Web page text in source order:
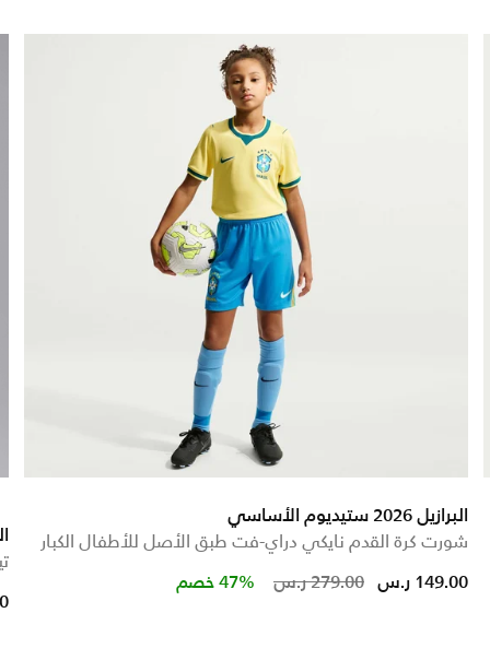
البرازيل 2026 ستيديوم الأساسي
شورت كرة القدم نايكي دراي-فت طبق الأصل للأطفال الكبار
Price reduced from
279.00 ر.س to 149.00 ر.س 47% خصم